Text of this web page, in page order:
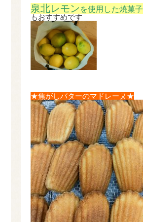
泉北レモンを使用した焼菓子
もおすすめです
★焦がしバターのマドレーヌ★